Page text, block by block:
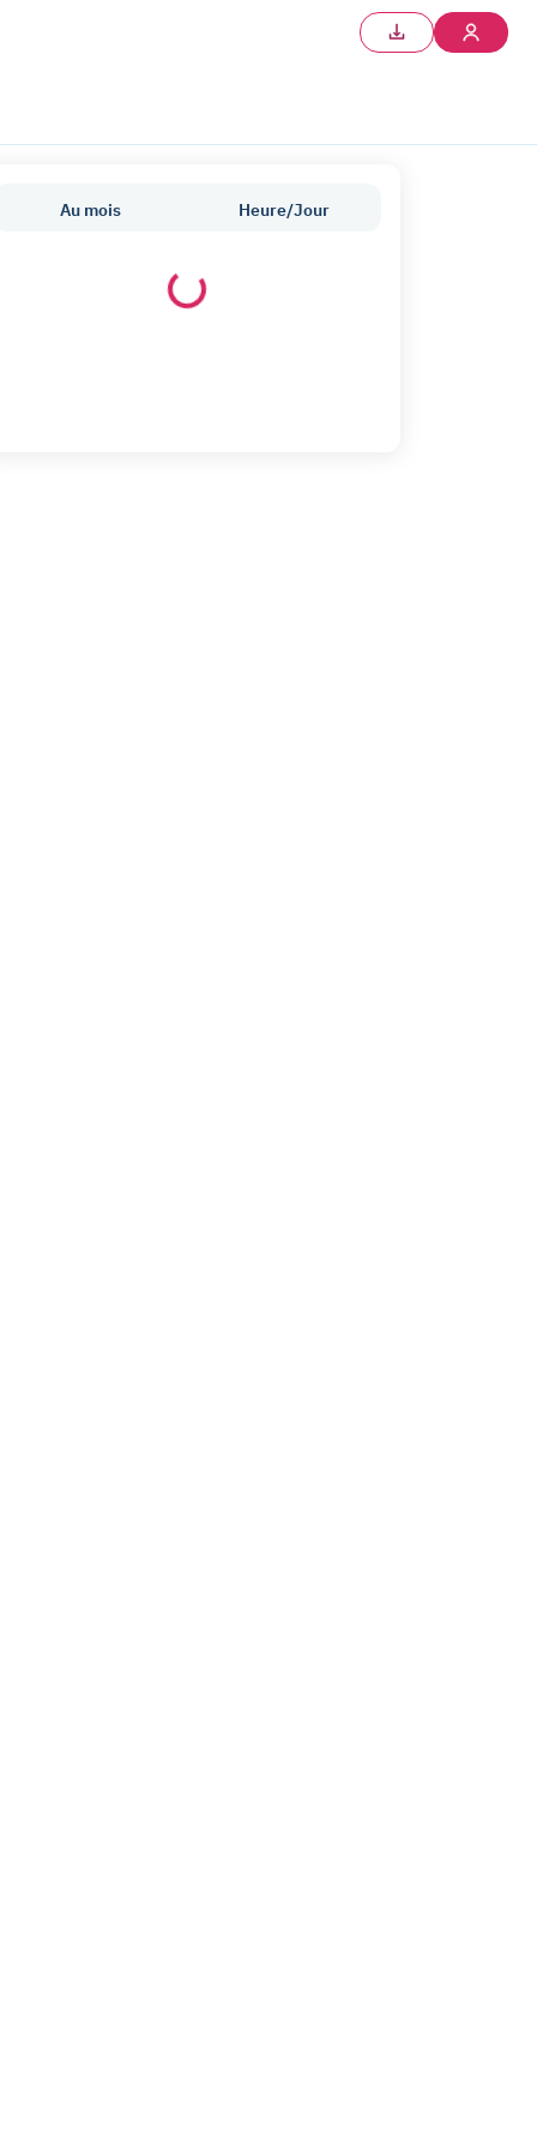
Au mois Heure/Jour